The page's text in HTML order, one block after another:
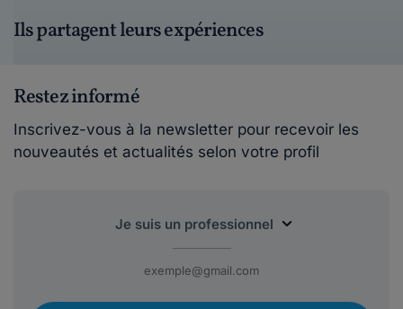
Ils partagent leurs expériences
Restez informé
Inscrivez-vous à la newsletter pour recevoir les
nouveautés et actualités selon votre profil